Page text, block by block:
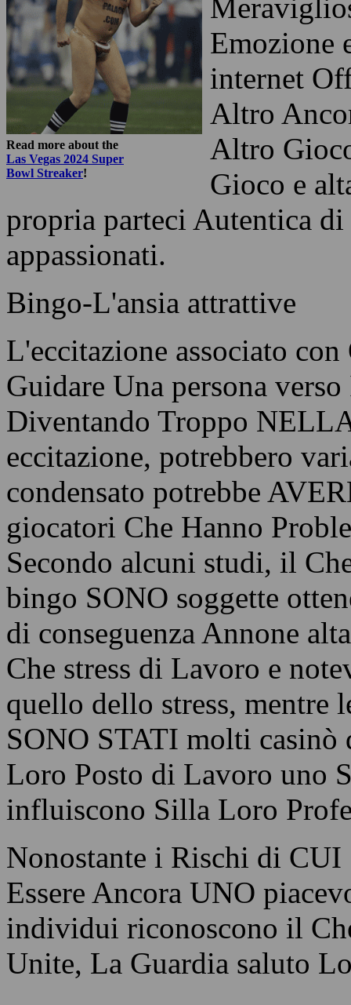
Read more about the
Las Vegas 2024 Super
Bowl Streaker!
Emozione
internet
Altro
Altro
Gioco e
propria parteci Autentica
appassionati.
Bingo-L'ansia attrattive
L'eccitazione associato
Guidare Una persona
Diventando Troppo
eccitazione, potrebbero
condensato potrebbe
giocatori Che Hanno
Secondo alcuni studi, il
bingo SONO soggette
di conseguenza Annone
Che stress di Lavoro e
quello dello stress, mentre
SONO STATI molti casinò
Loro Posto di Lavoro uno
influiscono Silla Loro
Nonostante i Rischi di
Essere Ancora UNO
individui riconoscono il
Unite, La Guardia saluto